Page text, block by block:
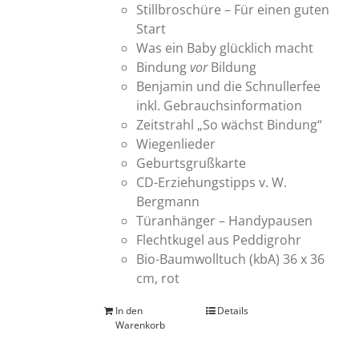
Stillbroschüre – Für einen guten
Start
Was ein Baby glücklich macht
BindungvorBildung
Benjamin und die Schnullerfee
inkl. Gebrauchsinformation
Zeitstrahl „So wächst Bindung“
Wiegenlieder
Geburtsgrußkarte
CD-Erziehungstipps v. W.
Bergmann
Türanhänger – Handypausen
Flechtkugel aus Peddigrohr
Bio-Baumwolltuch (kbA) 36 x 36
cm, rot
In den
Warenkorb
Details